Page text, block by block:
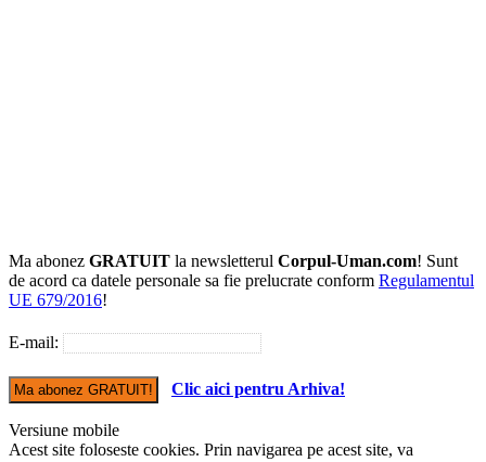
Ma abonez GRATUIT la newsletterul Corpul-Uman.com! Sunt
de acord ca datele personale sa fie prelucrate conform Regulamentul
UE 679/2016!
E-mail:
Clic aici pentru Arhiva!
Versiune mobile
Acest site foloseste cookies. Prin navigarea pe acest site, va